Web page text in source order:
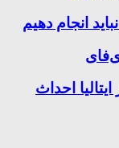
انجام دهیم
احداث